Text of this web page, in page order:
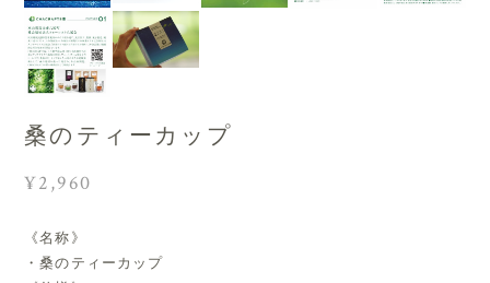
桑のティーカップ
¥2,960
《名称》
・桑のティーカップ